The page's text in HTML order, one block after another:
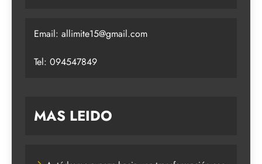
Email: allimite15@gmail.com
Tel: 094547849
MAS LEIDO